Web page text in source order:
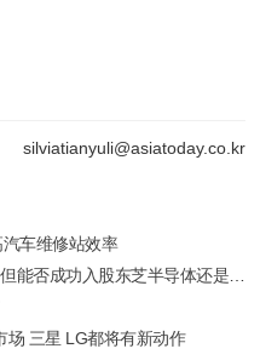
silviatianyuli@asiatoday.co.kr
车维修站效率
成功入股东芝半导体还是未知数
三星 LG都将有新动作